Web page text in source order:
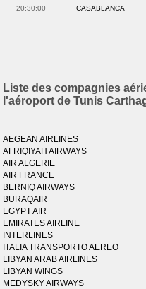
20:30:00 CASABLANCA
Liste des compagnies
l'aéroport de Tunis
AEGEAN AIRLINES
AFRIQIYAH AIRWAYS
AIR ALGERIE
AIR FRANCE
BERNIQ AIRWAYS
BURAQAIR
EGYPT AIR
EMIRATES AIRLINE
INTERLINES
ITALIA TRANSPORTO AEREO
LIBYAN ARAB AIRLINES
LIBYAN WINGS
MEDYSKY AIRWAYS